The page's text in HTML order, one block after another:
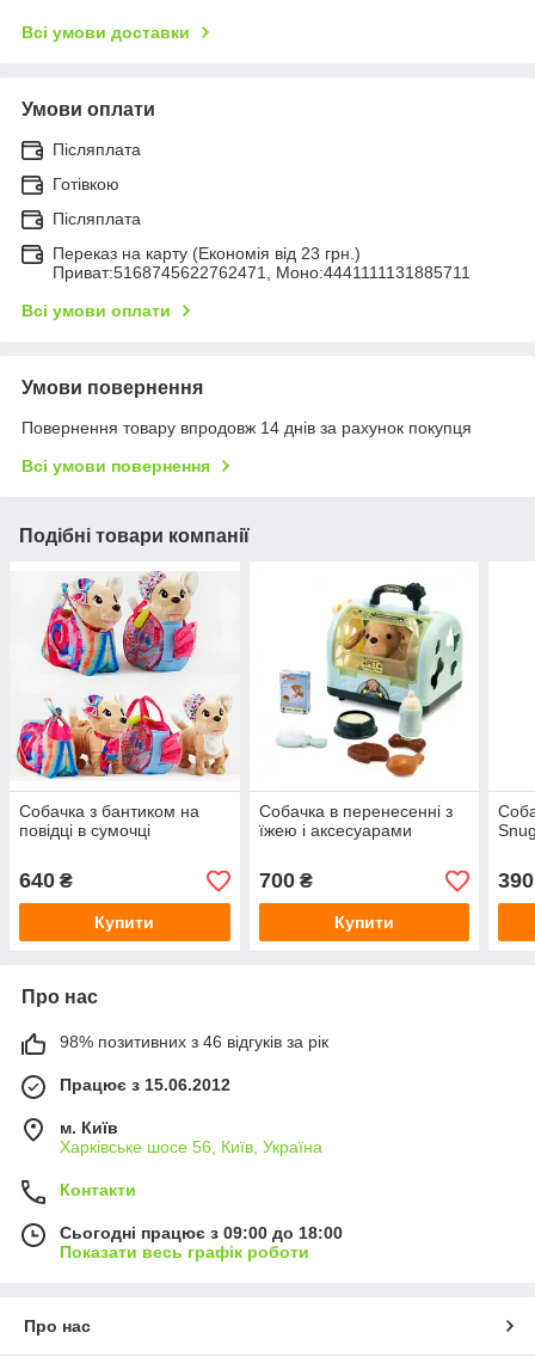
Всі умови доставки
Умови оплати
Післяплата
Готівкою
Післяплата
Переказ на карту (Економія від 23 грн.)
Приват:5168745622762471, Моно:4441111131885711
Всі умови оплати
Умови повернення
Повернення товару впродовж 14 днів за рахунок покупця
Всі умови повернення
Подібні товари компанії
Собачка з бантиком на
повідці в сумочці
640 ₴
Купити
Собачка в перенесенні з
їжею і аксесуарами
700₴
Купити
390
Про нас
98% позитивних з 46 відгуків за рік
Працює з 15.06.2012
м. Київ
Харківське шосе 56, Київ, Україна
Контакти
Сьогодні працює з 09:00 до 18:00
Показати весь графік роботи
Про нас